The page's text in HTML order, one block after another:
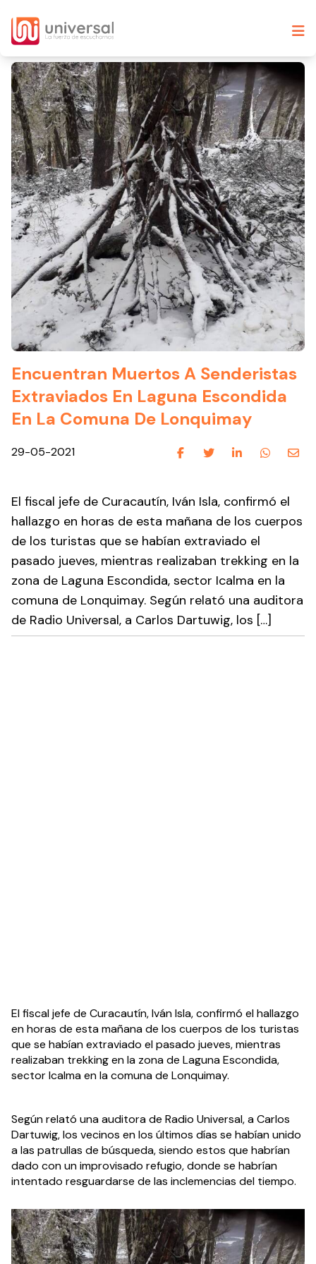
Encuentran Muertos A Senderistas
Extraviados En Laguna Escondida
En La Comuna De Lonquimay
29-05-2021
El fiscal jefe de Curacautín, Iván Isla, confirmó el
hallazgo en horas de esta mañana de los cuerpos
de los turistas que se habían extraviado el
pasado jueves, mientras realizaban trekking en la
zona de Laguna Escondida, sector Icalma en la
comuna de Lonquimay. Según relató una auditora
de Radio Universal, a Carlos Dartuwig, los […]
El fiscal jefe de Curacautín, Iván Isla, confirmó el hallazgo
en horas de esta mañana de los cuerpos de los turistas
que se habían extraviado el pasado jueves, mientras
realizaban trekking en la zona de Laguna Escondida,
sector Icalma en la comuna de Lonquimay.
Según relató una auditora de Radio Universal, a Carlos
Dartuwig, los vecinos en los últimos días se habían unido
a las patrullas de búsqueda, siendo estos que habrían
dado con un improvisado refugio, donde se habrían
intentado resguardarse de las inclemencias del tiempo.